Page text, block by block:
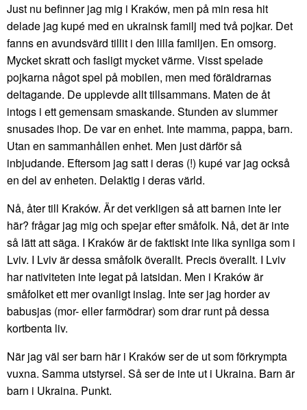
Just nu befinner jag mig i Kraków, men på min resa hit
delade jag kupé med en ukrainsk familj med två pojkar. Det
fanns en avundsvärd tillit i den lilla familjen. En omsorg.
Mycket skratt och fasligt mycket värme. Visst spelade
pojkarna något spel på mobilen, men med föräldrarnas
deltagande. De upplevde allt tillsammans. Maten de åt
intogs i ett gemensam smaskande. Stunden av slummer
snusades ihop. De var en enhet. Inte mamma, pappa, barn.
Utan en sammanhållen enhet. Men just därför så
inbjudande. Eftersom jag satt i deras (!) kupé var jag också
en del av enheten. Delaktig i deras värld.
Nå, åter till Kraków. Är det verkligen så att barnen inte ler
här? frågar jag mig och spejar efter småfolk. Nå, det är inte
så lätt att säga. I Kraków är de faktiskt inte lika synliga som i
Lviv. I Lviv är dessa småfolk överallt. Precis överallt. I Lviv
har nativiteten inte legat på latsidan. Men i Kraków är
småfolket ett mer ovanligt inslag. Inte ser jag horder av
babusjas (mor- eller farmödrar) som drar runt på dessa
kortbenta liv.
När jag väl ser barn här i Kraków ser de ut som förkrympta
vuxna. Samma utstyrsel. Så ser de inte ut i Ukraina. Barn är
barn i Ukraina. Punkt.